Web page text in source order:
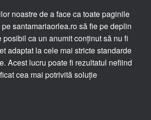
noastre de a face ca toate paginile
santamariaorlea.ro să fie pe deplin
ca un anumit conținut să nu fi
adaptat la cele mai stricte standarde
Acest lucru poate fi rezultatul nefiind
cea mai potrivită soluție